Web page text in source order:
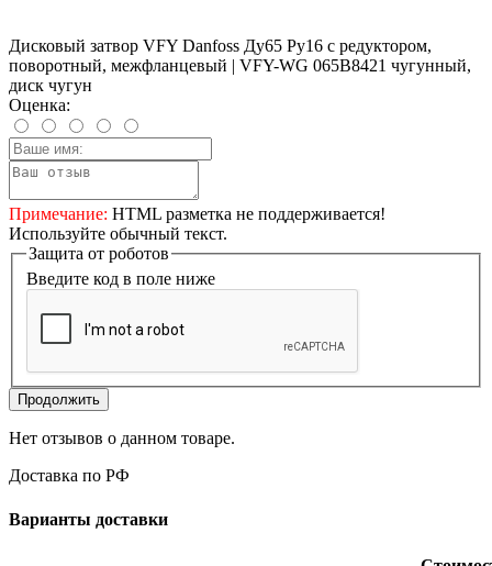
Дисковый затвор VFY Danfoss Ду65 Ру16 с редуктором,
поворотный, межфланцевый | VFY-WG 065B8421 чугунный,
диск чугун
Оценка:
Примечание: HTML разметка не поддерживается!
Используйте обычный текст.
Защита от роботов
Введите код в поле ниже
Продолжить
Нет отзывов о данном товаре.
Доставка по РФ
Варианты доставки